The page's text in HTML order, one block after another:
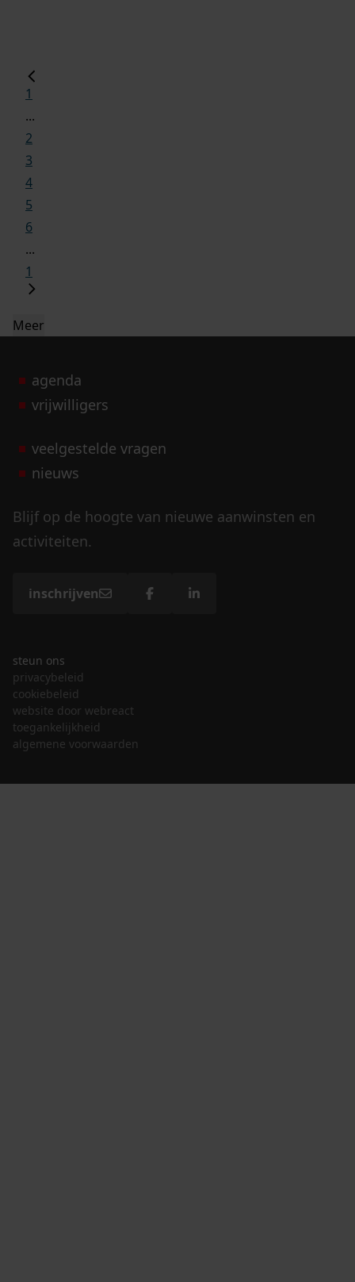
1
...
2
3
4
5
6
...
1
Meer
agenda
vrijwilligers
veelgestelde vragen
nieuws
Blijf op de hoogte van nieuwe aanwinsten en
activiteiten.
inschrijven
steun ons
privacybeleid
cookiebeleid
website door webreact
toegankelijkheid
algemene voorwaarden